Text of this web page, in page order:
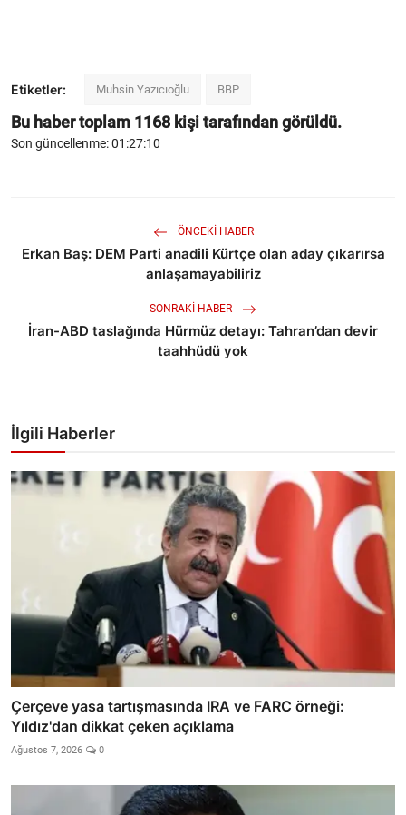
Etiketler: Muhsin Yazıcıoğlu BBP
Bu haber toplam 1168 kişi tarafından görüldü.
Son güncellenme: 01:27:10
ÖNCEKI HABER
Erkan Baş: DEM Parti anadili Kürtçe olan aday çıkarırsa
anlaşamayabiliriz
SONRAKI HABER
İran-ABD taslağında Hürmüz detayı: Tahran’dan devir
taahhüdü yok
İlgili Haberler
Çerçeve yasa tartışmasında IRA ve FARC örneği:
Yıldız'dan dikkat çeken açıklama
Ağustos 7, 2026 0